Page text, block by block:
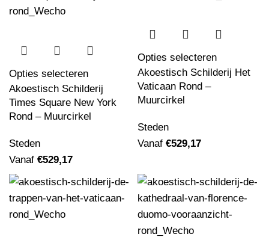
Opties selecteren
Akoestisch Schilderij
Times Square New York
Rond – Muurcirkel
Steden
Vanaf €529,17
Opties selecteren
Akoestisch Schilderij Het
Vaticaan Rond –
Muurcirkel
Steden
Vanaf €529,17